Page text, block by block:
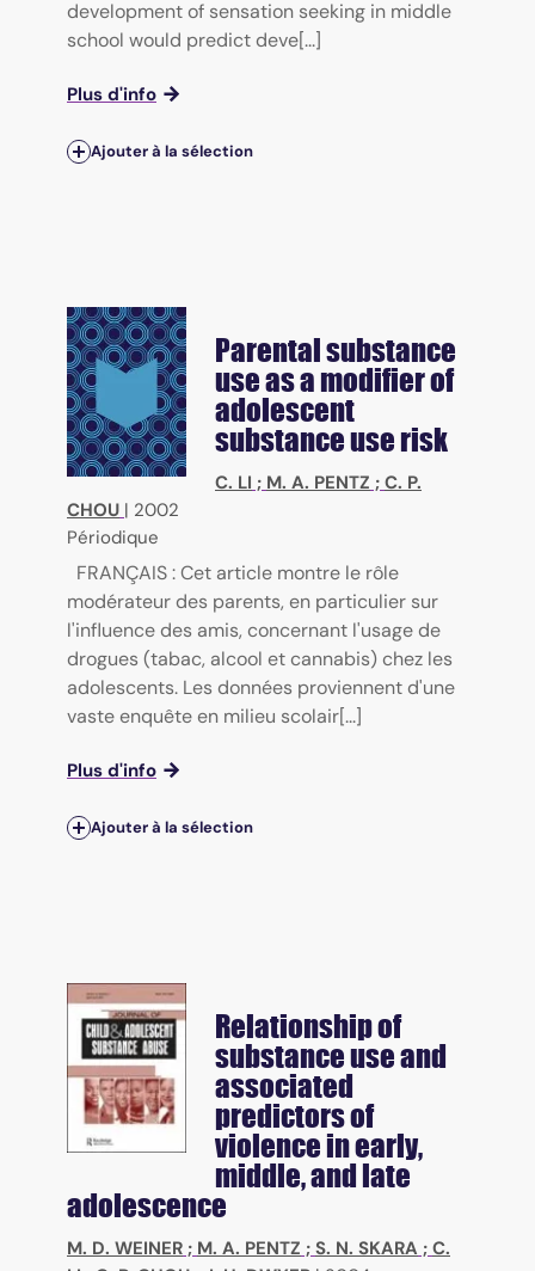
development of sensation seeking in middle
school would predict deve[...]
Plus d'info
Ajouter à la sélection
Parental substance
use as a modifier of
adolescent
substance use risk
C. LI ; M. A. PENTZ ; C. P.
CHOU | 2002
Périodique
FRANÇAIS : Cet article montre le rôle
modérateur des parents, en particulier sur
l'influence des amis, concernant l'usage de
drogues (tabac, alcool et cannabis) chez les
adolescents. Les données proviennent d'une
vaste enquête en milieu scolair[...]
Plus d'info
Ajouter à la sélection
Relationship of
substance use and
associated
predictors of
violence in early,
middle, and late
adolescence
M. D. WEINER ; M. A. PENTZ ; S. N. SKARA ; C.